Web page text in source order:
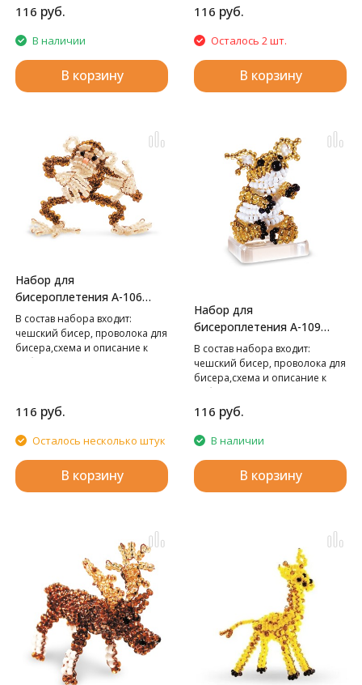
116 руб.
В наличии
В корзину
116 руб.
Осталось 2 шт.
В корзину
Набор для
бисероплетения А-106
Обезьяна,
В cостав набора входит:
чешский бисер, проволока для
бисера,схема и описание к
работе.
116 руб.
Осталось несколько штук
В корзину
Набор для
бисероплетения А-109
Коала,
В cостав набора входит:
чешский бисер, проволока для
бисера,схема и описание к
работе.
116 руб.
В наличии
В корзину